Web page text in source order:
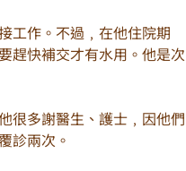
工作。不過﹐在他住院期
趕快補交才有水用。他是次
很多謝醫生、護士﹐因他們
診兩次。